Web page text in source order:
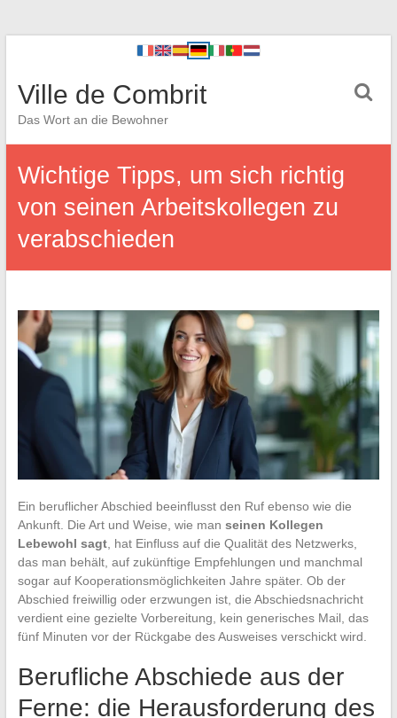
Ville de Combrit
Das Wort an die Bewohner
Wichtige Tipps, um sich richtig
von seinen Arbeitskollegen zu
verabschieden
Ein beruflicher Abschied beeinflusst den Ruf ebenso wie die
Ankunft. Die Art und Weise, wie man seinen Kollegen
Lebewohl sagt, hat Einfluss auf die Qualität des Netzwerks,
das man behält, auf zukünftige Empfehlungen und manchmal
sogar auf Kooperationsmöglichkeiten Jahre später. Ob der
Abschied freiwillig oder erzwungen ist, die Abschiedsnachricht
verdient eine gezielte Vorbereitung, kein generisches Mail, das
fünf Minuten vor der Rückgabe des Ausweises verschickt wird.
Berufliche Abschiede aus der
Ferne: die Herausforderung des